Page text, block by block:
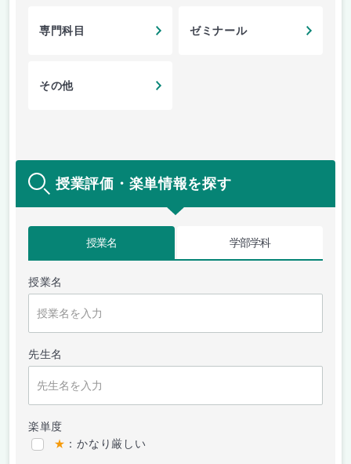
専門科目 ゼミナール
その他
授業評価・楽単情報を探す
授業名 学部学科
授業名
先生名
楽単度
★ ：かなり厳しい